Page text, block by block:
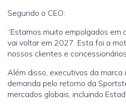
Segundo o CEO:
“Estamos muito empolgados em
vai voltar em 2027. Esta foi a
nossos clientes e
Além disso, executivos da marca
demanda pelo retorno da
mercados globais, incluindo